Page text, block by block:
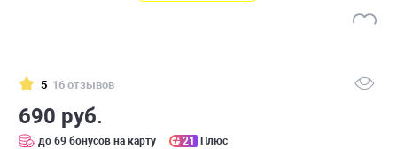
5 16 отзывов
690 руб.
до 69 бонусов на карту 21 Плюс